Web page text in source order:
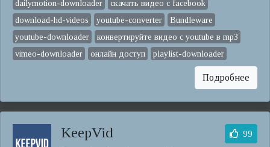
dailymotion-downloader
скачать видео с facebook
download-hd-videos
youtube-converter
Bundleware
youtube-downloader
конвертируйте видео с youtube в mp3
vimeo-downloader
онлайн доступ playlist-downloader
Подробнее
KeepVid 99